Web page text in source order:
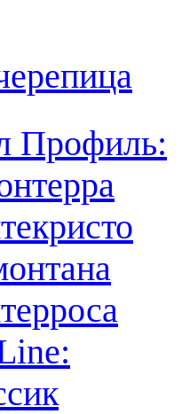
Профиль: